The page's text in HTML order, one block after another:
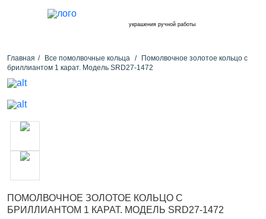
украшения ручной работы
Главная Все помолвочные кольца
Помолвочное золотое кольцо с
бриллиантом 1 карат. Модель SRD27-1472
ПОМОЛВОЧНОЕ ЗОЛОТОЕ КОЛЬЦО С
БРИЛЛИАНТОМ 1 КАРАТ. МОДЕЛЬ SRD27-1472